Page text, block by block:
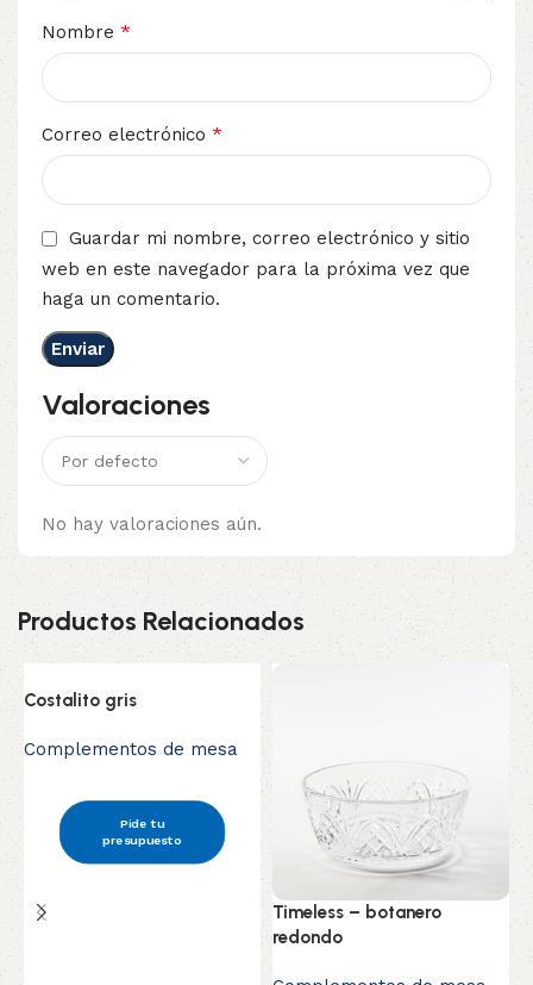
Valoraciones
No hay valoraciones aún.
Nombre *
Correo electrónico *
Guardar mi nombre, correo electrónico y sitio
web en este navegador para la próxima vez que
haga un comentario.
Productos Relacionados
Costalito gris
Complementos de mesa
Pide tu
presupuesto
Timeless – botanero
redondo